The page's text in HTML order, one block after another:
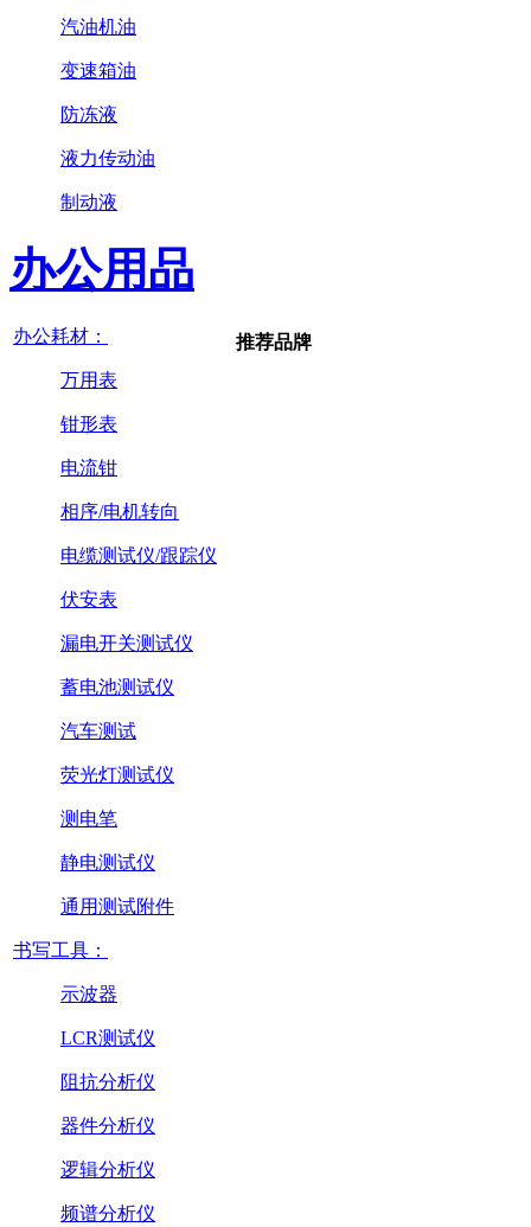
汽油机油
变速箱油
防冻液
液力传动油
制动液
办公用品
办公耗材：
万用表
钳形表
电流钳
相序/电机转向
电缆测试仪/跟踪仪
伏安表
漏电开关测试仪
蓄电池测试仪
汽车测试
荧光灯测试仪
测电笔
静电测试仪
通用测试附件
书写工具：
示波器
LCR测试仪
阻抗分析仪
器件分析仪
逻辑分析仪
频谱分析仪
推荐品牌